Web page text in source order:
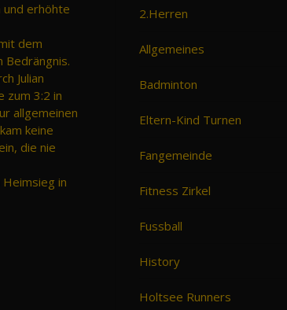
und erhöhte
dem
Bedrängnis.
Julian
zum 3:2 in
allgemeinen
keine
die nie
in
2.Herren
Allgemeines
Badminton
Eltern-Kind Turnen
Fangemeinde
Fitness Zirkel
Fussball
History
Holtsee Runners